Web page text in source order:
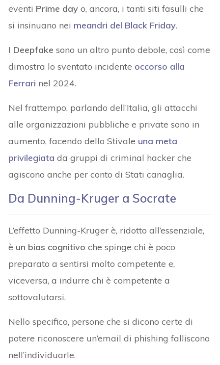
eventi Prime day o, ancora, i tanti siti fasulli che
si insinuano nei meandri del Black Friday.
I Deepfakesono un altro punto debole, così come
dimostra lo sventato incidente occorso alla
Ferrari nel 2024.
Nel frattempo, parlando dell’Italia, gli attacchi
alle organizzazioni pubbliche e private sono in
aumento, facendo dello Stivale una meta
privilegiata da gruppi di criminal hacker che
agiscono anche per conto di Stati canaglia.
Da Dunning-Kruger a Socrate
L’effetto Dunning-Kruger è, ridotto all’essenziale,
è un bias cognitivo che spinge chi è poco
preparato a sentirsi molto competente e,
viceversa, a indurre chi è competente a
sottovalutarsi.
Nello specifico, persone che si dicono certe di
potere riconoscere un’email di phishing falliscono
nell’individuarle.